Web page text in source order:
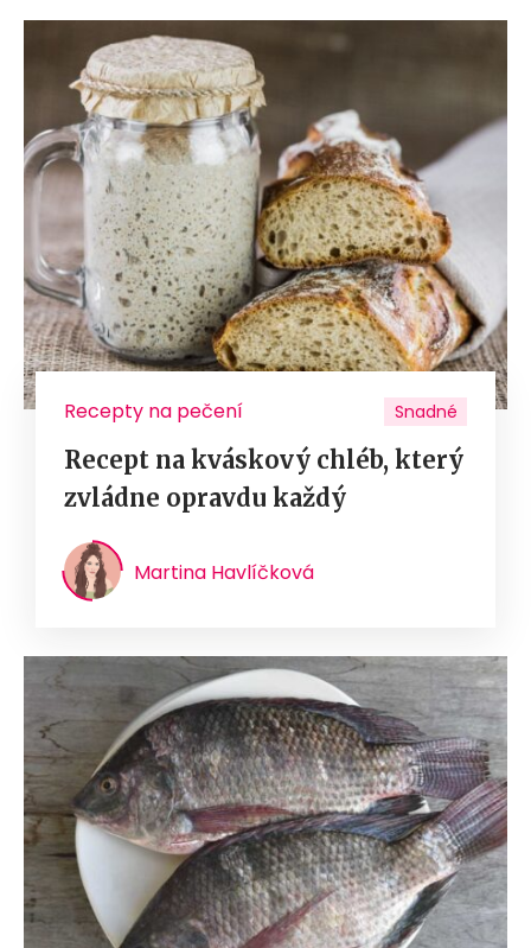
Recepty na pečení Snadné
Recept na kváskový chléb, který
zvládne opravdu každý
Martina Havlíčková